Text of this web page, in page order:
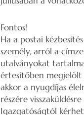
Fontos!
Ha a postai
személy, arról a
utalványokat
értesítőben
akkor a nyugdíjas
részére
Igazgatóságtól